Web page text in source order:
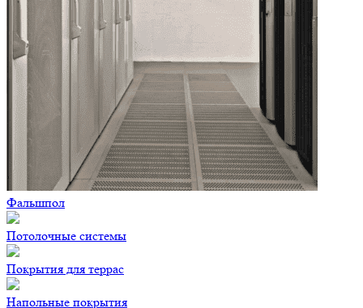
Фальшпол
Потолочные системы
Покрытия для террас
Напольные покрытия